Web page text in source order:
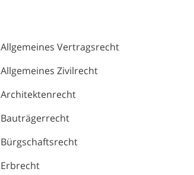
Allgemeines Vertragsrecht
Allgemeines Zivilrecht
Architektenrecht
Bauträgerrecht
Bürgschaftsrecht
Erbrecht